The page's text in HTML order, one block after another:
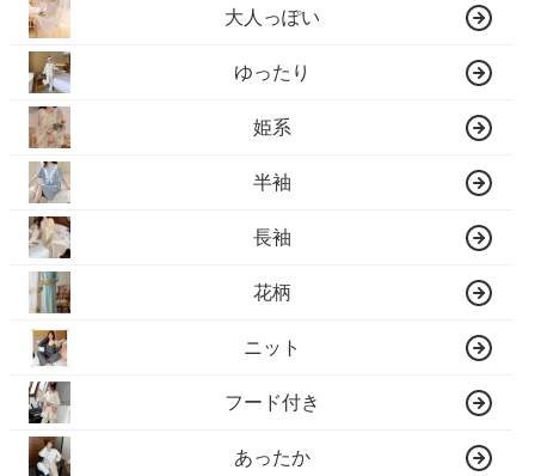
大人っぽい
ゆったり
姫系
半袖
長袖
花柄
ニット
フード付き
あったか